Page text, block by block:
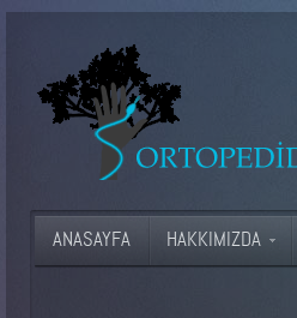
ANASAYFA HAKKIMIZDA